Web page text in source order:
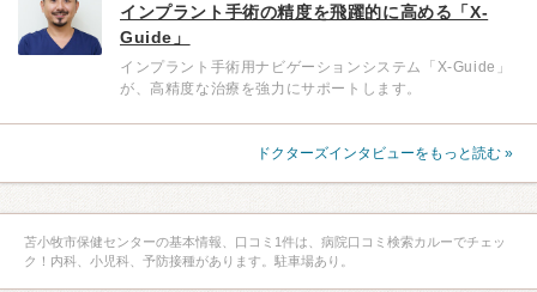
インプラント手術の精度を飛躍的に高める「X-
Guide」
インプラント手術用ナビゲーションシステム「X-Guide」
が、高精度な治療を強力にサポートします。
ドクターズインタビューをもっと読む »
苫小牧市保健センターの基本情報、口コミ1件は、病院口コミ検索カルーでチェッ
ク！内科、小児科、予防接種があります。駐車場あり。